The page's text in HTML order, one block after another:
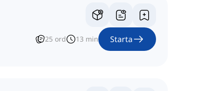
25 ord 13 min Starta